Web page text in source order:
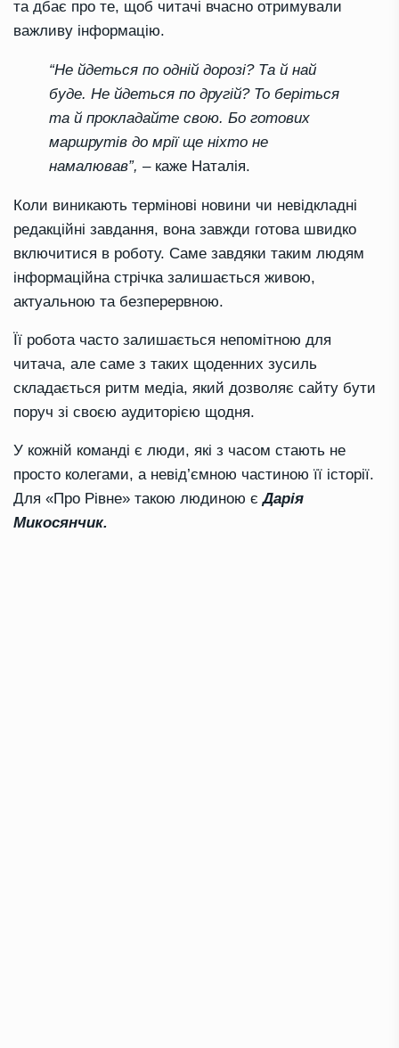
та дбає про те, щоб читачі вчасно отримували
важливу інформацію.
“Не йдеться по одній дорозі? Та й най
буде. Не йдеться по другій? То беріться
та й прокладайте свою. Бо готових
маршрутів до мрії ще ніхто не
намалював”, – каже Наталія.
Коли виникають термінові новини чи невідкладні
редакційні завдання, вона завжди готова швидко
включитися в роботу. Саме завдяки таким людям
інформаційна стрічка залишається живою,
актуальною та безперервною.
Її робота часто залишається непомітною для
читача, але саме з таких щоденних зусиль
складається ритм медіа, який дозволяє сайту бути
поруч зі своєю аудиторією щодня.
У кожній команді є люди, які з часом стають не
просто колегами, а невід’ємною частиною її історії.
Для «Про Рівне» такою людиною є Дарія
Микосянчик.